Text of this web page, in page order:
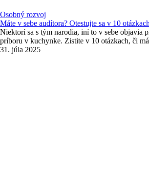
Osobný rozvoj
Máte v sebe audítora? Otestujte sa v 10
Niektorí sa s tým narodia, iní to v sebe objavia
príboru v kuchynke. Zistite v 10 otázkach, či
31. júla 2025